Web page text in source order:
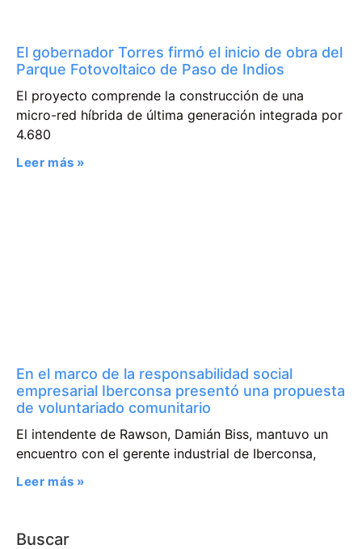
El gobernador Torres firmó el inicio de obra del
Parque Fotovoltaico de Paso de Indios
El proyecto comprende la construcción de una
micro-red híbrida de última generación integrada por
4.680
Leer más »
En el marco de la responsabilidad social
empresarial Iberconsa presentó una propuesta
de voluntariado comunitario
El intendente de Rawson, Damián Biss, mantuvo un
encuentro con el gerente industrial de Iberconsa,
Leer más »
Buscar